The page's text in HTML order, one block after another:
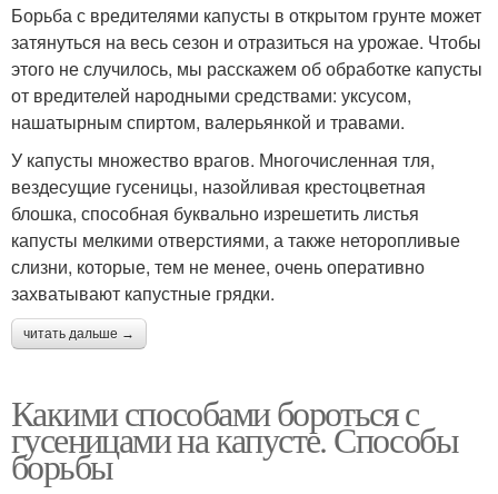
Борьба с вредителями капусты в открытом грунте может
затянуться на весь сезон и отразиться на урожае. Чтобы
этого не случилось, мы расскажем об обработке капусты
от вредителей народными средствами: уксусом,
нашатырным спиртом, валерьянкой и травами.
У капусты множество врагов. Многочисленная тля,
вездесущие гусеницы, назойливая крестоцветная
блошка, способная буквально изрешетить листья
капусты мелкими отверстиями, а также неторопливые
слизни, которые, тем не менее, очень оперативно
захватывают капустные грядки.
читать дальше →
Какими способами бороться с
гусеницами на капусте. Способы
борьбы